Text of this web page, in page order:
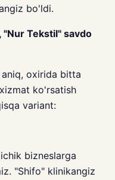
bo'ldi.
"Nur Tekstil" savdo
oxirida bitta
ko'rsatish
variant:
bizneslarga
"Shifo" klinikangiz